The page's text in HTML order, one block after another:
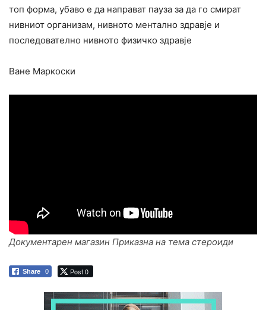
топ форма, убаво е да направат пауза за да го смират
нивниот организам, нивното ментално здравје и
последователно нивното физичко здравје
Ване Маркоски
Документарен магазин Приказна на тема стероиди
Share 0 Post 0